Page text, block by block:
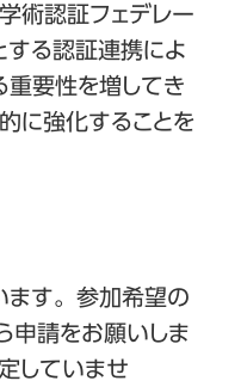
術認証フェデレー
する認証連携によ
重要性を増してき
に強化することを
ます。参加希望の
申請をお願いしま
していませ